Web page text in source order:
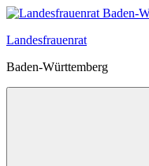
Zum
springen
Landesfrauenrat
Baden-Württemberg